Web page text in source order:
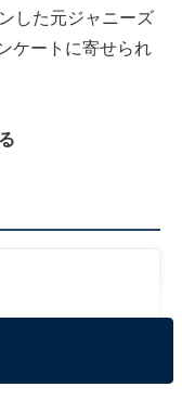
した元ジャニーズ
ケートに寄せられ